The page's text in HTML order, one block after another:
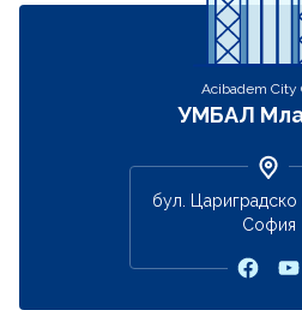
Acibadem City
УМБАЛ
бул.
София